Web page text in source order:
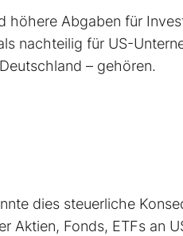
höhere Abgaben für
nachteilig für US-
– gehören.
dies steuerliche
Aktien, Fonds, ETFs an